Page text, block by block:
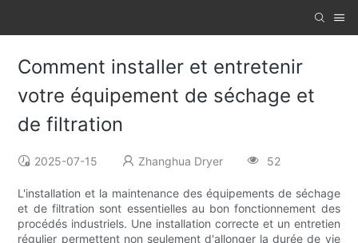
Comment installer et entretenir
votre équipement de séchage et
de filtration
2025-07-15 Zhanghua Dryer 52
L'installation et la maintenance des équipements de séchage
et de filtration sont essentielles au bon fonctionnement des
procédés industriels. Une installation correcte et un entretien
régulier permettent non seulement d'allonger la durée de vie